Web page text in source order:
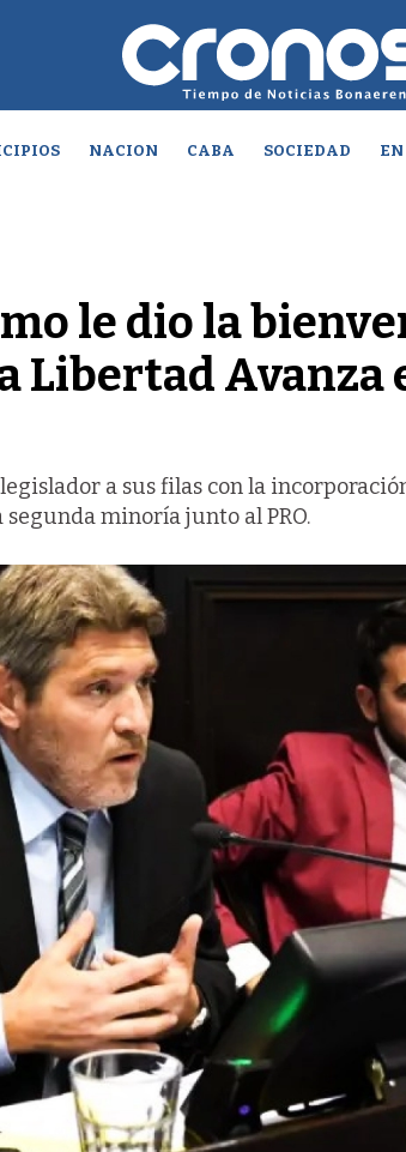
NACION CABA SOCIEDAD EN
le dio la
Libertad Avanza
a sus filas con la
minoría junto al PRO.